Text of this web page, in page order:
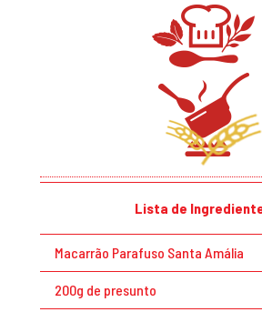
Lista de
Macarrão Parafuso Santa Amália
200g de presunto